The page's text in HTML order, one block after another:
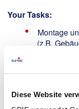
Diese Website
Your Tasks:
Montage
(z.B.